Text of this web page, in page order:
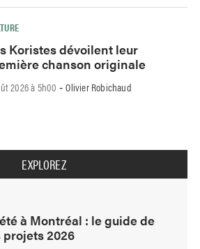
Koristes dévoilent leur
chanson originale
2026 à 5h00 -Olivier Robichaud
EXPLOREZ
à Montréal : le guide de
2026